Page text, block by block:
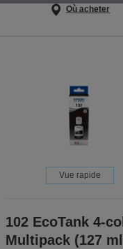
Où acheter
Vue rapide
102 EcoTank 4-
Multipack (127